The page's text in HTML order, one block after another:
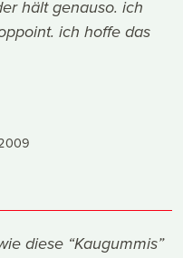
hält genauso. ich
ich hoffe das
diese “Kaugummis”